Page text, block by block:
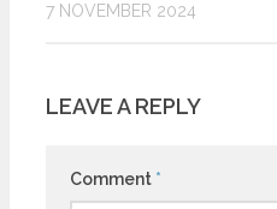
7 NOVEMBER 2024
LEAVE A REPLY
Comment *